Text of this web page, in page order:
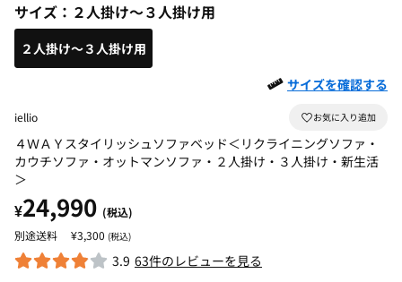
サイズ： ２人掛け～３人掛け用
２人掛け～３人掛け用
サイズを確認する
iellio
４ＷＡＹスタイリッシュソファベッド＜リクライニングソファ・
カウチソファ・オットマンソファ・２人掛け・３人掛け・新生活
＞
¥24,990 (税込)
¥3,300 (税込)
3.9 63件のレビューを見る